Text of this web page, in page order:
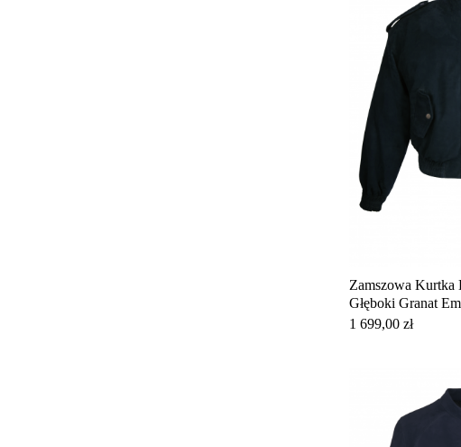
Zamszowa Kurtka
Głęboki Granat
Cena
1 699,00 zł